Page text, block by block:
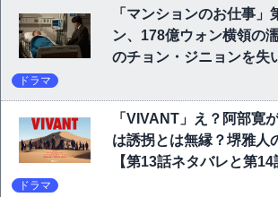
「マンションのお仕事」
ン、178億ウォン横領の
のチョン・ジニョンを失
ドラマ
「VIVANT」え？阿部寛
は誘拐とは無縁？堺雅人
【第13話ネタバレと第14
ドラマ